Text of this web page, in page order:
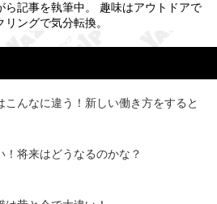
ら記事を執筆中。 趣味はアウトドアで
ングで気分転換。
こんなに違う！新しい働き方をすると
！将来はどうなるのかな？